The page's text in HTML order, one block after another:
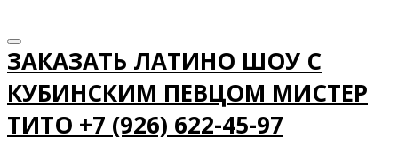
ЗАКАЗАТЬ ЛАТИНО ШОУ С
КУБИНСКИМ ПЕВЦОМ МИСТЕР
ТИТО ‍+7 (926) 622-45-97